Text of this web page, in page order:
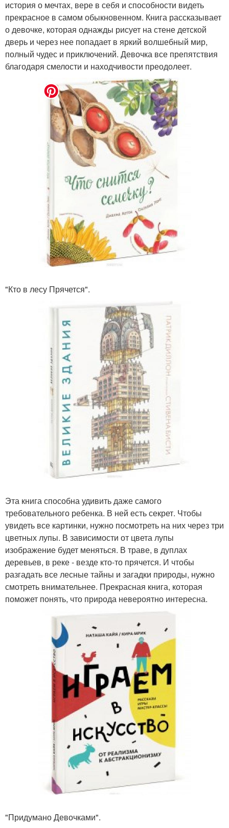
история о мечтах, вере в себя и способности видеть
прекрасное в самом обыкновенном. Книга рассказывает
о девочке, которая однажды рисует на стене детской
дверь и через нее попадает в яркий волшебный мир,
полный чудес и приключений. Девочка все препятствия
благодаря смелости и находчивости преодолеет.
"Кто в лесу Прячется".
Эта книга способна удивить даже самого
требовательного ребенка. В ней есть секрет. Чтобы
увидеть все картинки, нужно посмотреть на них через три
цветных лупы. В зависимости от цвета лупы
изображение будет меняться. В траве, в дуплах
деревьев, в реке - везде кто-то прячется. И чтобы
разгадать все лесные тайны и загадки природы, нужно
смотреть внимательнее. Прекрасная книга, которая
поможет понять, что природа невероятно интересна.
"Придумано Девочками".